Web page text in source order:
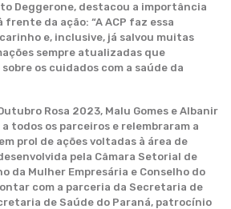
Deggerone, destacou a importância
da ação: “A ACP faz essa
e, inclusive, já salvou muitas
sempre atualizadas que
os cuidados com a saúde da
Rosa 2023, Malu Gomes e Albanir
todos os parceiros e relembraram a
prol de ações voltadas à área de
pela Câmara Setorial de
da Mulher Empresária e Conselho do
com a parceria da Secretaria de
de Saúde do Paraná, patrocínio